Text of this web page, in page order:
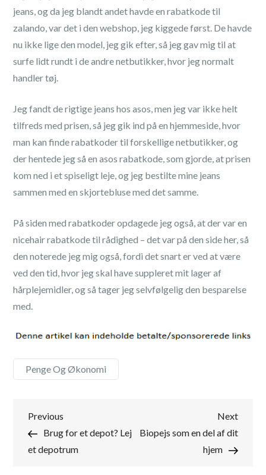
jeans, og da jeg blandt andet havde en rabatkode til
zalando, var det i den webshop, jeg kiggede først. De havde
nu ikke lige den model, jeg gik efter, så jeg gav mig til at
surfe lidt rundt i de andre netbutikker, hvor jeg normalt
handler tøj.
Jeg fandt de rigtige jeans hos asos, men jeg var ikke helt
tilfreds med prisen, så jeg gik ind på en hjemmeside, hvor
man kan finde rabatkoder til forskellige netbutikker, og
der hentede jeg så en asos rabatkode, som gjorde, at prisen
kom ned i et spiseligt leje, og jeg bestilte mine jeans
sammen med en skjortebluse med det samme.
På siden med rabatkoder opdagede jeg også, at der var en
nicehair rabatkode til rådighed – det var på den side her, så
den noterede jeg mig også, fordi det snart er ved at være
ved den tid, hvor jeg skal have suppleret mit lager af
hårplejemidler, og så tager jeg selvfølgelig den besparelse
med.
Penge Og Økonomi
Indlægsnavigation
Previous
Post
Previous
Brug for et depot? Lej
et depotrum
Next
Post
Next
Biopejs som en del af dit
hjem